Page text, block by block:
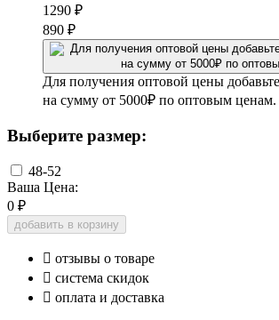
1290 ₽
890 ₽
Для получения оптовой цены
на сумму от 5000₽ по оптовым ценам.
Выберите размер:
48-52
Ваша Цена:
0 ₽
добавить в корзину
 отзывы о товаре
 система скидок
 оплата и доставка